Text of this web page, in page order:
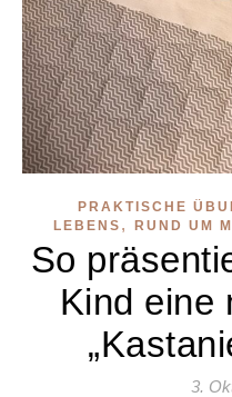
PRAKTISCHE
LEBENS , RUND UM
So
Kind eine
3.